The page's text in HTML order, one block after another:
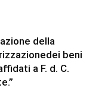
della
beni
a F. d. C.